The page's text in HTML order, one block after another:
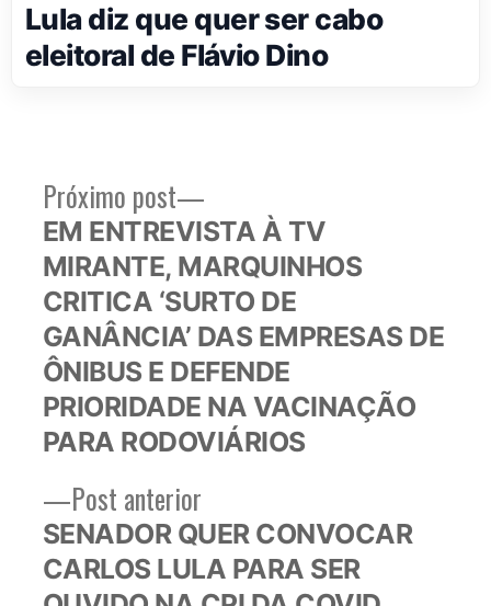
Lula diz que quer ser cabo
eleitoral de Flávio Dino
Navegação
de
Post
Post anteriorPost
anterior:
SENADOR QUER CONVOCAR
CARLOS LULA PARA SER
Próximo post
Próximo
post:
EM ENTREVISTA À TV
MIRANTE, MARQUINHOS
CRITICA ‘SURTO DE
GANÂNCIA’ DAS EMPRESAS DE
ÔNIBUS E DEFENDE
PRIORIDADE NA VACINAÇÃO
PARA RODOVIÁRIOS